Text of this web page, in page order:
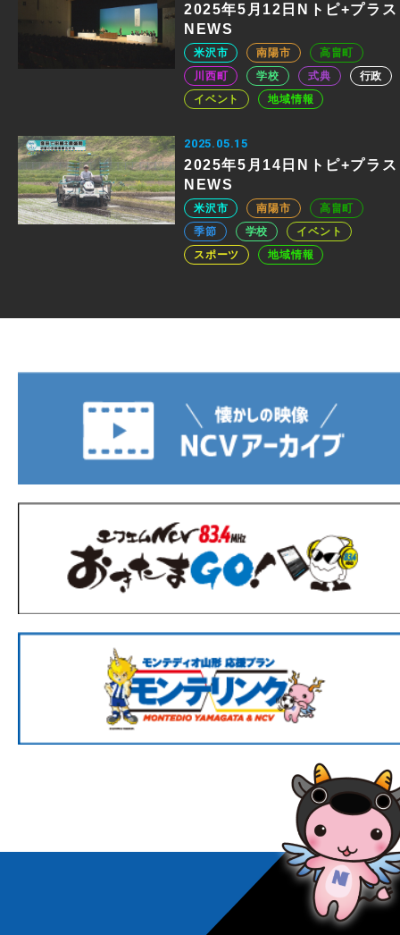
2025年5月12日Nトピ+プラス
NEWS
米沢市 南陽市
高畠町
川西町
学校 式典
行政
イベント
地域情報
2025.05.15
2025年5月14日Nトピ+プラス
NEWS
米沢市 南陽市
高畠町
季節
学校
イベント
スポーツ
地域情報